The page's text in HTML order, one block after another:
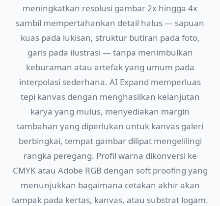
meningkatkan resolusi gambar 2x hingga 4x
sambil mempertahankan detail halus — sapuan
kuas pada lukisan, struktur butiran pada foto,
garis pada ilustrasi — tanpa menimbulkan
keburaman atau artefak yang umum pada
interpolasi sederhana. AI Expand memperluas
tepi kanvas dengan menghasilkan kelanjutan
karya yang mulus, menyediakan margin
tambahan yang diperlukan untuk kanvas galeri
berbingkai, tempat gambar dilipat mengelilingi
rangka peregang. Profil warna dikonversi ke
CMYK atau Adobe RGB dengan soft proofing yang
menunjukkan bagaimana cetakan akhir akan
tampak pada kertas, kanvas, atau substrat logam.